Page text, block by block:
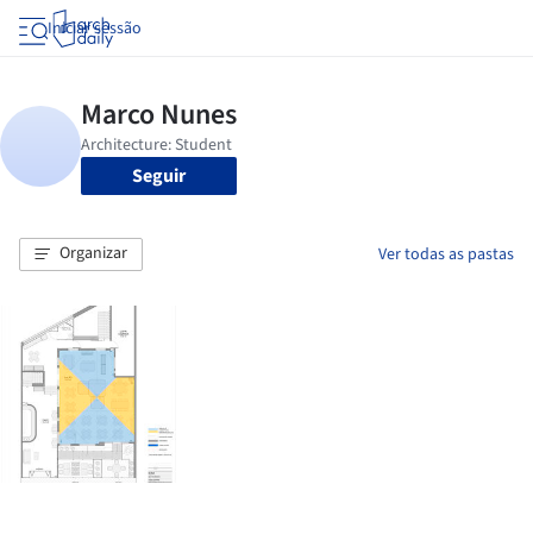
Iniciar sessão
Seguir
Organizar Ver todas as pastas